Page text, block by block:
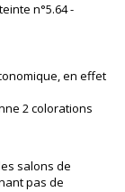
n°5.64 -
en effet
2 colorations
salons de
pas de